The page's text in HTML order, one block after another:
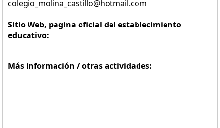
colegio_molina_castillo@hotmail.com
Sitio Web, pagina oficial del establecimiento
educativo:
Más información / otras actividades: